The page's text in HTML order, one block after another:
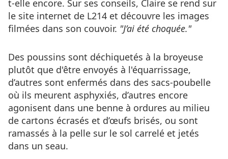
t-elle encore. Sur ses conseils, Claire se rend sur
le site internet de L214 et découvre les images
filmées dans son couvoir. "J’ai été choquée."
Des poussins sont déchiquetés à la broyeuse
plutôt que d'être envoyés à l'équarrissage,
d’autres sont enfermés dans des sacs-poubelle
où ils meurent asphyxiés, d’autres encore
agonisent dans une benne à ordures au milieu
de cartons écrasés et d’œufs brisés, ou sont
ramassés à la pelle sur le sol carrelé et jetés
dans un seau.